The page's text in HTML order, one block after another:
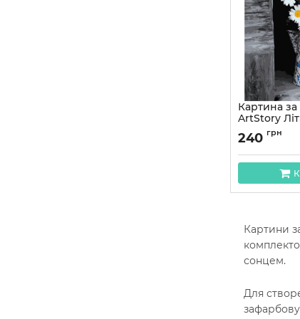
Картина
ArtStory
40*40см
Артикул:
240 грн
Картини
сонцем.
Для